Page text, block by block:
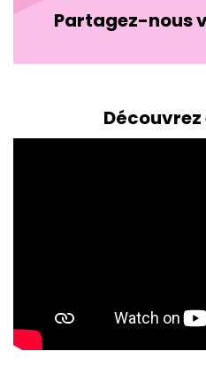
Partagez-nous